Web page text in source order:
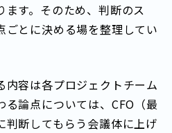
ます。そのため、判断のス
ごとに決める場を整理してい
内容は各プロジェクトチーム
論点については、CFO（最
断してもらう会議体に上げ